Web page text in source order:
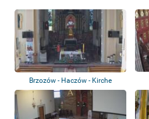
Brzozów - Haczów - Kirche